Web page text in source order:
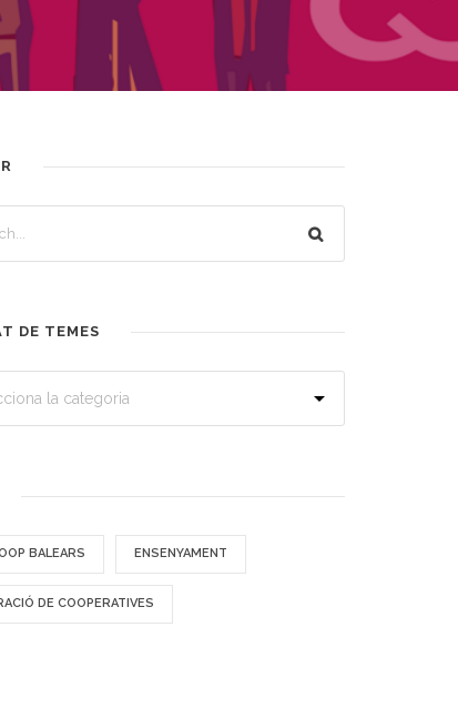
DE TEMES
BALEARS ENSENYAMENT
DE COOPERATIVES